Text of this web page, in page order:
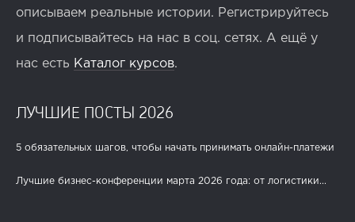
описываем реальные истории. Регистрируйтесь
и подписывайтесь на нас в соц. сетях. А ещё у
нас есть Каталог курсов.
ЛУЧШИЕ ПОСТЫ 2026
5 обязательных шагов, чтобы начать принимать онлайн-платежи
Лучшие бизнес-конференции марта 2026 года: от логистики...